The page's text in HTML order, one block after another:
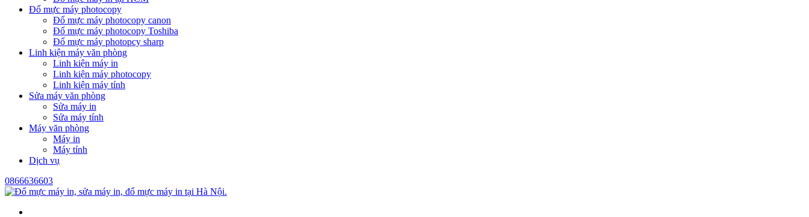
Đổ mực máy photocopy
Đổ mực máy photocopy canon
Đổ mực máy photocopy Toshiba
Đổ mực máy photopcy sharp
Linh kiện máy văn phòng
Linh kiện máy in
Linh kiện máy photocopy
Linh kiện máy tính
Sửa máy văn phòng
Sửa máy in
Sửa máy tính
Máy văn phòng
Máy in
Máy tính
Dịch vụ
0866636603